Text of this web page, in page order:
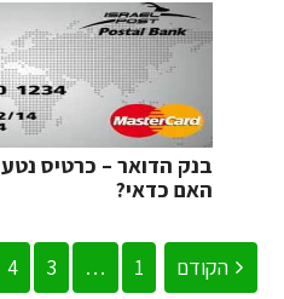
האם כדאי?
הקודם 1
…
3
4